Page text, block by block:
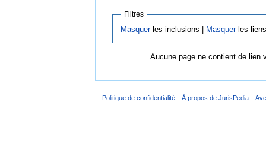
Filtres
Masquerles inclusions | Masquerles
Aucune page ne contient de lien
Politique de confidentialité À propos de JurisPedia